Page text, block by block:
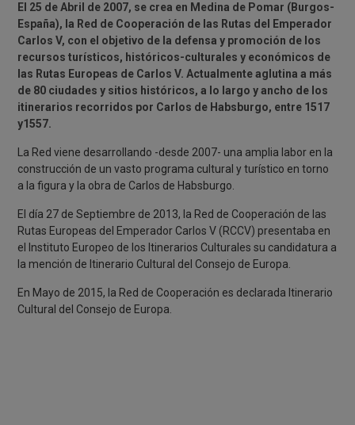
El 25 de Abril de 2007, se crea en Medina de Pomar (Burgos-
España), la Red de Cooperación de las Rutas del Emperador
Carlos V, con el objetivo de la defensa y promoción de los
recursos turísticos, históricos-culturales y económicos de
las Rutas Europeas de Carlos V. Actualmente aglutina a más
de 80 ciudades y sitios históricos, a lo largo y ancho de los
itinerarios recorridos por Carlos de Habsburgo, entre 1517
y1557.
La Red viene desarrollando -desde 2007- una amplia labor en la
construcción de un vasto programa cultural y turístico en torno
a la figura y la obra de Carlos de Habsburgo.
El día 27 de Septiembre de 2013, la Red de Cooperación de las
Rutas Europeas del Emperador Carlos V (RCCV) presentaba en
el Instituto Europeo de los Itinerarios Culturales su candidatura a
la mención de Itinerario Cultural del Consejo de Europa.
En Mayo de 2015, la Red de Cooperación es declarada Itinerario
Cultural del Consejo de Europa.